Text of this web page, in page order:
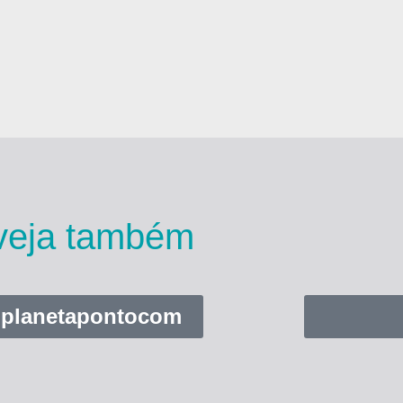
também
planetapontocom